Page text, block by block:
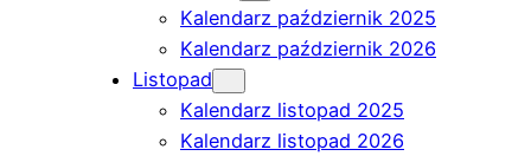
Kalendarz październik 2025
Kalendarz październik 2026
Listopad
Kalendarz listopad 2025
Kalendarz listopad 2026